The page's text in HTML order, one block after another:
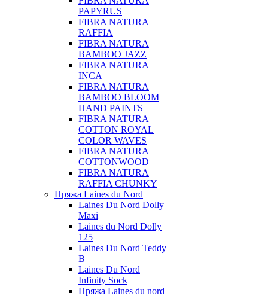
PAPYRUS
FIBRA NATURA
RAFFIA
FIBRA NATURA
BAMBOO JAZZ
FIBRA NATURA
INCA
FIBRA NATURA
BAMBOO BLOOM
HAND PAINTS
FIBRA NATURA
COTTON ROYAL
COLOR WAVES
FIBRA NATURA
COTTONWOOD
FIBRA NATURA
RAFFIA CHUNKY
Пряжа Laines du Nord
Laines Du Nord Dolly
Maxi
Laines du Nord Dolly
125
Laines Du Nord Teddy
B
Laines Du Nord
Infinity Sock
Пряжа Laines du nord